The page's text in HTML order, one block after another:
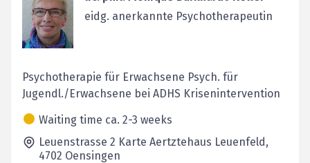
eidg. anerkannte Psychotherapeutin
Psychotherapie für Erwachsene Psych. für
Jugendl./Erwachsene bei ADHS Krisenintervention
Waiting time ca. 2-3 weeks
Leuenstrasse 2 Karte Aertztehaus Leuenfeld,
4702 Oensingen